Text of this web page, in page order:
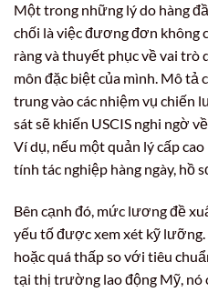
Một trong những lý do hàng
chối là việc đương đơn không
ràng và thuyết phục về vai trò
môn đặc biệt của mình. Mô tả
trung vào các nhiệm vụ chiến
sát sẽ khiến USCIS nghi ngờ
Ví dụ, nếu một quản lý cấp
tính tác nghiệp hàng ngày, hồ
Bên cạnh đó, mức lương đề
yếu tố được xem xét kỹ
hoặc quá thấp so với tiêu
tại thị trường lao động Mỹ, nó